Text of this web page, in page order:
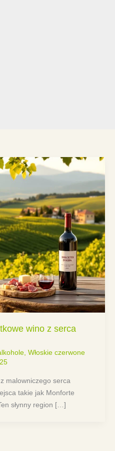
wino z serca
, Włoskie czerwone
malowniczego serca
takie jak Monforte
słynny region […]